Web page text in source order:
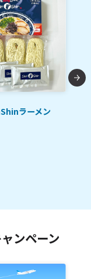
ラーメン
ンペーン